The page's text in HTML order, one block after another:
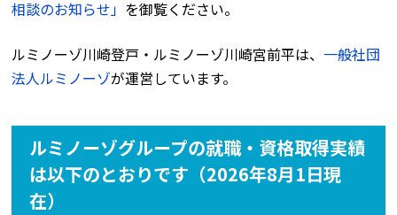
相談のお知らせ」 を御覧ください。
ルミノーゾ川崎登戸・ルミノーゾ川崎宮前平は、 一般社団
法人ルミノーゾが運営しています。
ルミノーゾグループの就職・資格取得実績
は以下のとおりです（2026年8月1日現
在）